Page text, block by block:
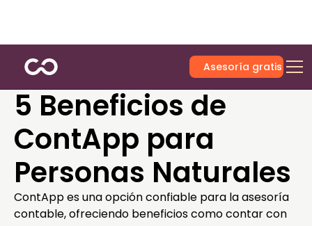
Asesoría gratis
5 Beneficios de
ContApp para
Personas Naturales
ContApp es una opción confiable para la asesoría
contable, ofreciendo beneficios como contar con